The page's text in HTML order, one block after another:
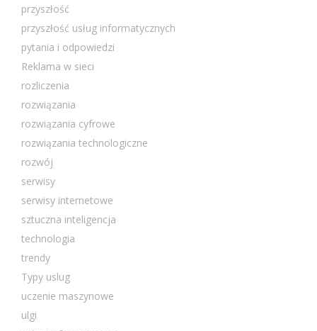
przyszłość
przyszłość usług informatycznych
pytania i odpowiedzi
Reklama w sieci
rozliczenia
rozwiązania
rozwiązania cyfrowe
rozwiązania technologiczne
rozwój
serwisy
serwisy internetowe
sztuczna inteligencja
technologia
trendy
Typy uslug
uczenie maszynowe
ulgi